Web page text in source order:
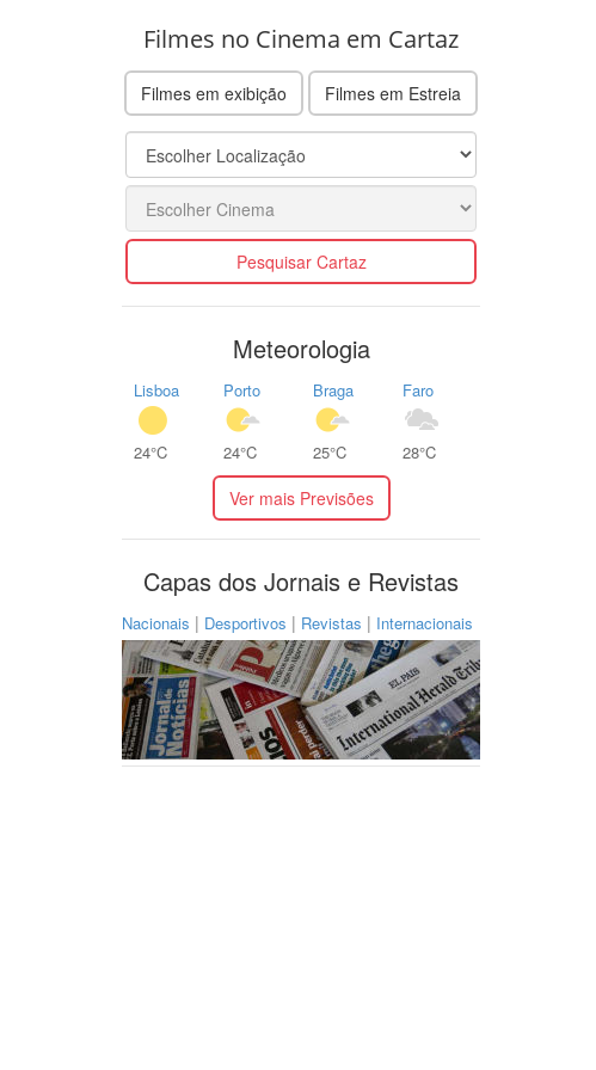
Filmes no Cinema em Cartaz
Filmes em exibição Filmes em Estreia
Pesquisar Cartaz
Meteorologia
Lisboa
24°C
Porto
24°C
Braga
25°C
Faro
28°C
Ver mais Previsões
Capas dos Jornais e Revistas
Nacionais | Desportivos | Revistas | Internacionais